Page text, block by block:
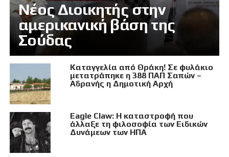
Νέος Διοικητής στην
αμερικανική βάση της
Σούδας
Καταγγελία από Θράκη! Σε φυλάκιο
μετατράπηκε η 388 ΠΑΠ Σαπών –
Αδρανής η Δημοτική Αρχή
Eagle Claw: Η καταστροφή που
άλλαξε τη φιλοσοφία των Ειδικών
Δυνάμεων των ΗΠΑ